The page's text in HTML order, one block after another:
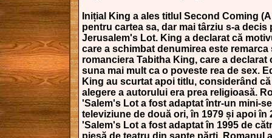
Inițial King a ales titlul Second Coming
pentru cartea sa, dar mai târziu s-a decis
Jerusalem's Lot. King a declarat că
care a schimbat denumirea este remarca
romanciera Tabitha King, care a declarat
suna mai mult ca o poveste rea de sex.
King au scurtat apoi titlu, considerând
alegere a autorului era prea religioasă.
'Salem's Lot a fost adaptat într-un mini-
televiziune de două ori, în 1979 și apoi în
'Salem's Lot a fost adaptat în 1995 de
piesă de teatru din șapte părți. Romanul